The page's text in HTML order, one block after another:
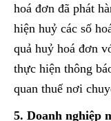
hoá đơn đã phát
hiện huỷ các số
quả huỷ hoá đơn
thực hiện thông
quan thuế nơi
5. Doanh nghiệp